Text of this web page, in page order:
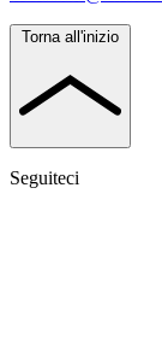
Torna all'inizio
Seguiteci